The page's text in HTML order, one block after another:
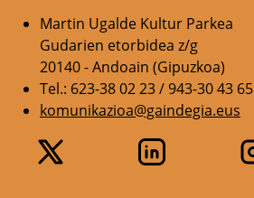
Martin Ugalde Kultur Parkea
Gudarien etorbidea z/g
20140 - Andoain (Gipuzkoa)
Tel.: 623-38 02 23 / 943-30 43 65
komunikazioa@gaindegia.eus